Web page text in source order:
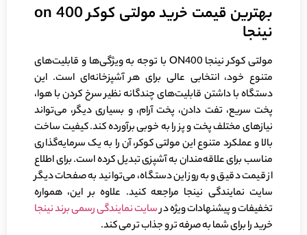
بهترین قیمت خرید مولتی کوکرon 400
نینجا
مولتی کوکر نینجا ON400 با توجه به ویژگی‌ها و قابلیت‌های
متنوع خود، انتخابی عالی برای هر آشپزخانه‌ای است. این
دستگاه با داشتن قابلیت‌های چندگانه نظیر سرخ کردن با هوا،
پخت سریع، تفت دادن، پخت آرام، و بسیاری دیگر، می‌تواند
نیازهای مختلف پخت و پز را به خوبی برآورده کند. کیفیت ساخت
بالا و عملکرد متنوع این مولتی کوکر، آن را به یک سرمایه‌گذاری
مناسب برای علاقه‌مندان به آشپزی تبدیل کرده است. برای اطلاع
از قیمت دقیق و به‌روز این دستگاه، می‌توانید به صفحات دیگر
سایت نمایندگی نینجا مراجعه کنید. علاوه بر این، همواره
تخفیفات و پیشنهادات ویژه درسایت نمایندگی رسمی برند نینجا
خرید را برای شما به صرفه تر و جذاب تر می کند.